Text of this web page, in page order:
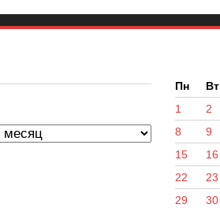
Пн
Вт
1 2
8
9
15
16
22
23
29
30